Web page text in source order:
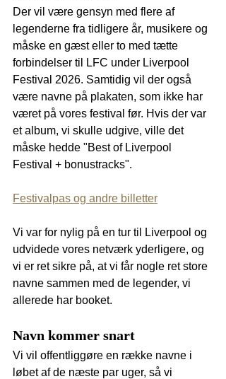
Der vil være gensyn med flere af
legenderne fra tidligere år, musikere og
måske en gæst eller to med tætte
forbindelser til LFC under Liverpool
Festival 2026. Samtidig vil der også
være navne på plakaten, som ikke har
været på vores festival før. Hvis der var
et album, vi skulle udgive, ville det
måske hedde "Best of Liverpool
Festival + bonustracks".
Festivalpas og andre billetter
Vi var for nylig på en tur til Liverpool og
udvidede vores netværk yderligere, og
vi er ret sikre på, at vi får nogle ret store
navne sammen med de legender, vi
allerede har booket.
Navn kommer snart
Vi vil offentliggøre en række navne i
løbet af de næste par uger, så vi